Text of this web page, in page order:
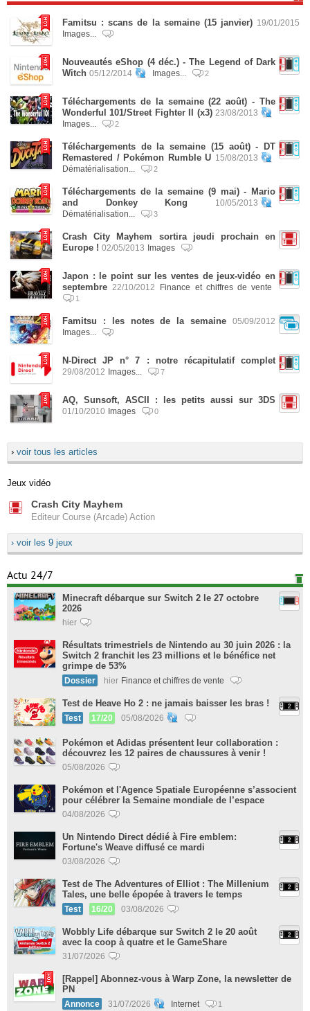
Famitsu : scans de la semaine (15 janvier) 19/01/2015
Images...
Nouveautés eShop (4 déc.) - The Legend of Dark
Witch 05/12/2014 Images... 2
Téléchargements de la semaine (22 août) - The
Wonderful 101/Street Fighter II (x3) 23/08/2013
Images...
2
Téléchargements de la semaine (15 août) - DT
Remastered / Pokémon Rumble U 15/08/2013
Dématérialisation...
2
Téléchargements de la semaine (9 mai) - Mario
and Donkey Kong
10/05/2013
Dématérialisation...
3
Crash City Mayhem sortira jeudi prochain en
Europe ! 02/05/2013 Images
Japon : le point sur les ventes de jeux-vidéo en
septembre
22/10/2012 Finance et chiffres de vente
1
Famitsu : les notes de la semaine
05/09/2012
Images...
N-Direct JP n° 7 : notre récapitulatif complet
29/08/2012 Images... 7
AQ, Sunsoft, ASCII : les petits aussi sur 3DS
01/10/2010 Images 0
› voir tous les articles
Jeux vidéo
Crash City Mayhem
Editeur Course (Arcade) Action
› voir les 9 jeux
Actu 24/7
Minecraft débarque sur Switch 2 le 27 octobre
2026
hier
Résultats trimestriels de Nintendo au 30 juin 2026 : la
Switch 2 franchit les 23 millions et le bénéfice net
grimpe de 53%
Dossier hier Finance et chiffres de vente
Test de Heave Ho 2 : ne jamais baisser les bras !
Test 17/20 05/08/2026
Pokémon et Adidas présentent leur collaboration :
découvrez les 12 paires de chaussures à venir !
05/08/2026
Pokémon et l'Agence Spatiale Européenne s’associent
pour célébrer la Semaine mondiale de l’espace
04/08/2026
Un Nintendo Direct dédié à Fire emblem:
Fortune's Weave diffusé ce mardi
03/08/2026
Test de The Adventures of Elliot : The Millenium
Tales, une belle épopée à travers le temps
Test 16/20 03/08/2026
Wobbly Life débarque sur Switch 2 le 20 août
avec la coop à quatre et le GameShare
31/07/2026
[Rappel] Abonnez-vous à Warp Zone, la newsletter de
PN
Annonce 31/07/2026 Internet 1